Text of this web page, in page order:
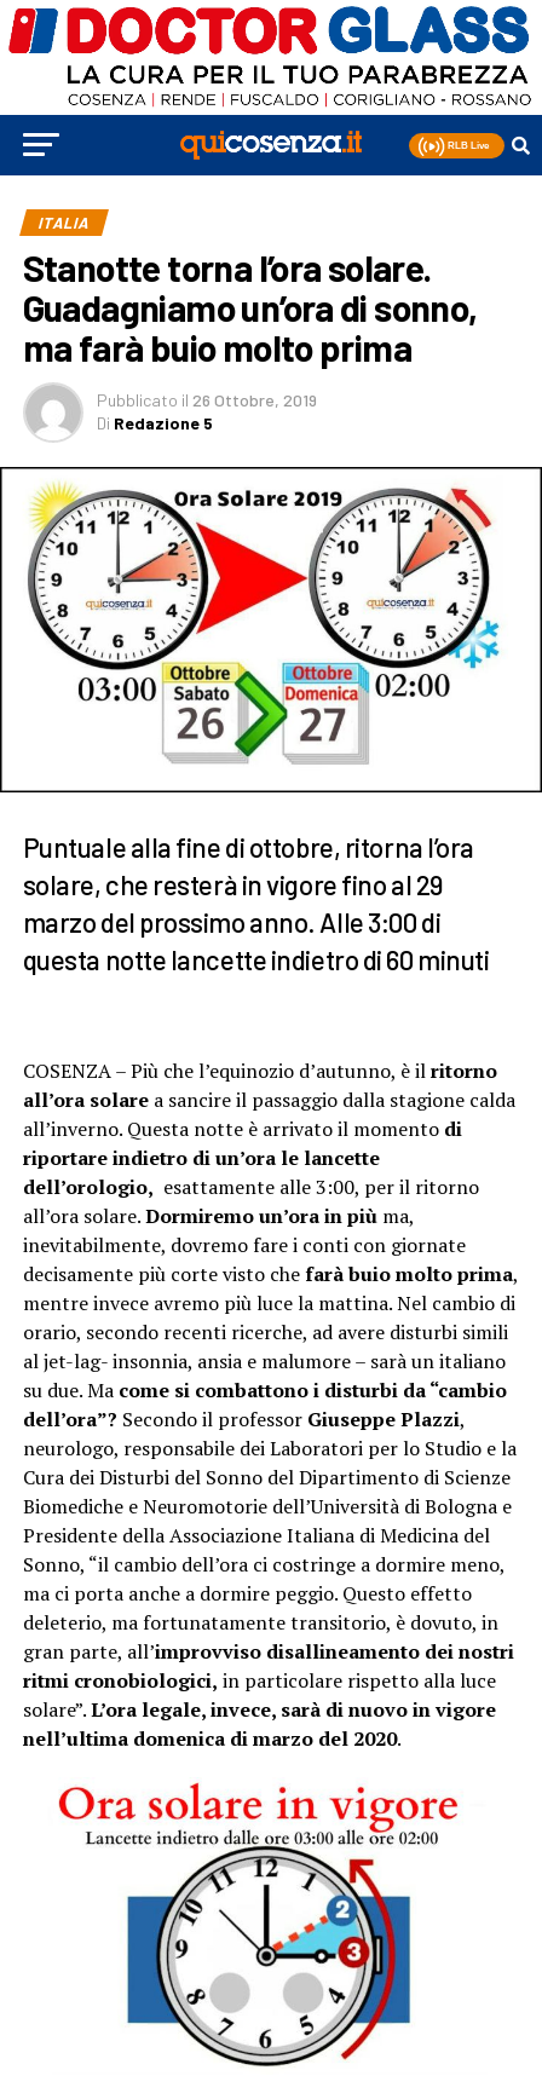
ITALIA
Stanotte torna l’ora solare.
Guadagniamo un’ora di sonno,
ma farà buio molto prima
Pubblicato il 26 Ottobre, 2019
Di Redazione 5
Puntuale alla fine di ottobre, ritorna l’ora
solare, che resterà in vigore fino al 29
marzo del prossimo anno. Alle 3:00 di
questa notte lancette indietro di 60 minuti
COSENZA – Più che l’equinozio d’autunno, è ilritorno
all’ora solarea sancire il passaggio dalla stagione calda
all’inverno. Questa notte è arrivato il momento di
riportare indietro di un’ora le lancette
dell’orologio, esattamente alle 3:00, per il ritorno
all’ora solare.Dormiremo un’ora in piùma,
inevitabilmente, dovremo fare i conti con giornate
decisamente più corte visto chefarà buio molto prima,
mentre invece avremo più luce la mattina. Nel cambio di
orario, secondo recenti ricerche, ad avere disturbi simili
al jet-lag- insonnia, ansia e malumore – sarà un italiano
su due. Ma come si combattono i disturbi da “cambio
dell’ora”? Secondo il professorGiuseppe Plazzi,
neurologo, responsabile dei Laboratori per lo Studio e la
Cura dei Disturbi del Sonno del Dipartimento di Scienze
Biomediche e Neuromotorie dell’Università di Bologna e
Presidente della Associazione Italiana di Medicina del
Sonno, “il cambio dell’ora ci costringe a dormire meno,
ma ci porta anche a dormire peggio. Questo effetto
deleterio, ma fortunatamente transitorio, è dovuto, in
gran parte, all’improvviso disallineamento dei nostri
ritmi cronobiologici, in particolare rispetto alla luce
solare”.L’ora legale, invece, sarà di nuovo in vigore
nell’ultima domenica di marzo del 2020.